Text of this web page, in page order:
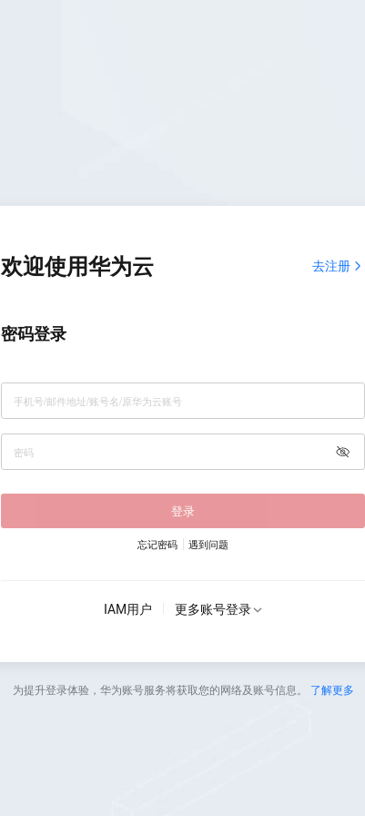
欢迎使用华为云 去注册
密码登录
登录
忘记密码 遇到问题
IAM用户 更多账号登录
为提升登录体验，华为账号服务将获取您的网络及账号信息。 了解更多